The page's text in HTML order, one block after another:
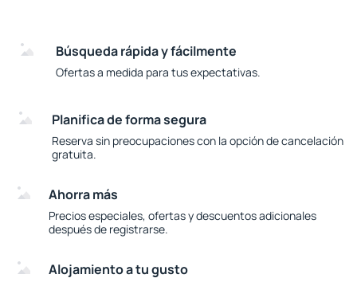
Búsqueda rápida y fácilmente
Ofertas a medida para tus expectativas.
Planifica de forma segura
Reserva sin preocupaciones con la opción de cancelación
gratuita.
Ahorra más
Precios especiales, ofertas y descuentos adicionales
después de registrarse.
Alojamiento a tu gusto